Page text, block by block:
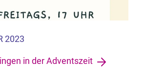
2023
in der Adventszeit